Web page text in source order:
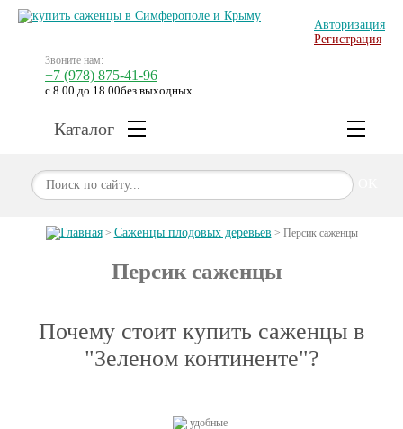
Звоните нам:
+7 (978) 875-41-96
с 8.00 до 18.00без выходных
Авторизация
Регистрация
Каталог
Главная> Саженцы плодовых деревьев > Персик саженцы
Персик саженцы
Почему стоит купить саженцы в
"Зеленом континенте"?